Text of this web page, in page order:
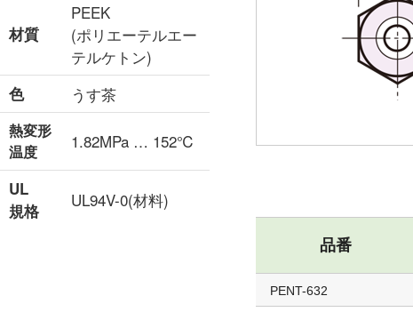
材質
PEEK
(ポリエーテルエー
テルケトン)
色 うす茶
熱変形
温度
1.82MPa … 152℃
UL
規格
UL94V-0(材料)
品番
PENT-632